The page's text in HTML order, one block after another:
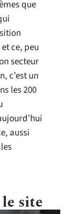
que
ce, peu
secteur
c’est un
les 200
aussi
site